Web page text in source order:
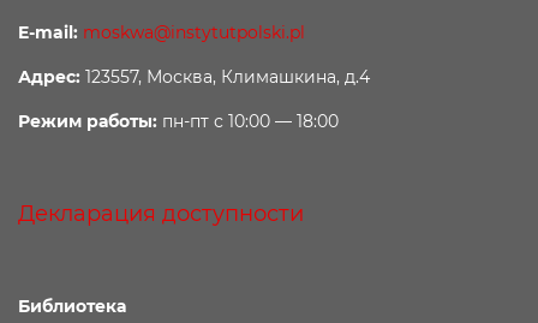
E-mail: moskwa@instytutpolski.pl
Адрес: 123557, Москва, Климашкина, д.4
Режим работы: пн-пт с 10:00 — 18:00
Декларация доступности
Библиотека